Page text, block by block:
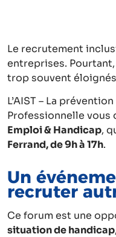
Le recrutement
entreprises.
trop souvent
L’AIST – La
Professionnelle vous
Emploi & Handicap,
Ferrand, de 9h à 17h.
Un
recruter
Ce forum est une
situation de handicap